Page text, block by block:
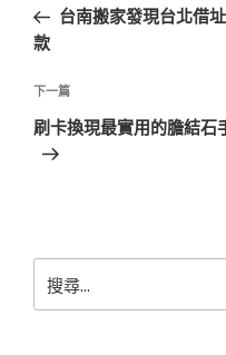
導
覽
一
篇
章
台南搬家發現台北借
款
下
一
篇
下一篇
刷卡換現最實用的膽結石
尋